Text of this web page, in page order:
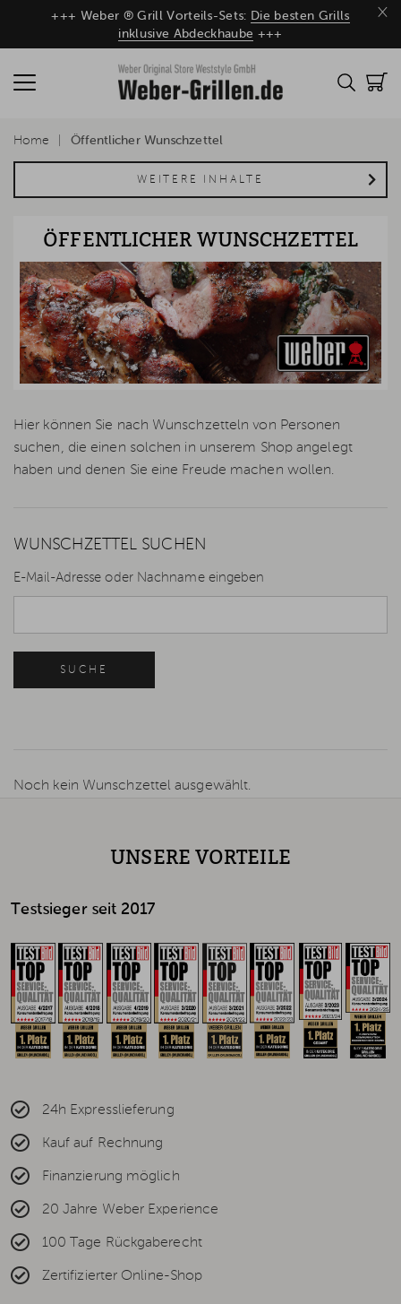
×
+++ Weber ® Grill Vorteils-Sets: Die besten Grills
inklusive Abdeckhaube +++
Home Öffentlicher Wunschzettel
WEITERE INHALTE
ÖFFENTLICHER WUNSCHZETTEL
Hier können Sie nach Wunschzetteln von Personen
suchen, die einen solchen in unserem Shop angelegt
haben und denen Sie eine Freude machen wollen.
WUNSCHZETTEL SUCHEN
E-Mail-Adresse oder Nachname eingeben
SUCHE
Noch kein Wunschzettel ausgewählt.
UNSERE VORTEILE
Testsieger seit 2017
24h Expresslieferung
Kauf auf Rechnung
Finanzierung möglich
20 Jahre Weber Experience
100 Tage Rückgaberecht
Zertifizierter Online-Shop